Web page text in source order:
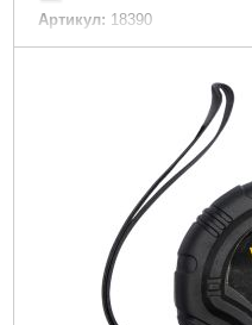
Артикул: 18390
Код товара: 24.37.61
150 мм, 400 мм, 700
190 мм.
Материал основы:
Габариты упаковки:
630 г